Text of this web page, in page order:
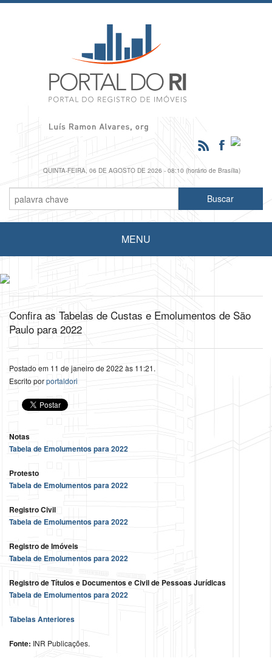
QUINTA-FEIRA, 06 DE AGOSTO DE 2026 - 08:10 (horário de Brasília)
MENU
Confira as Tabelas de Custas e Emolumentos de São
Paulo para 2022
Postado em 11 de janeiro de 2022 às 11:21.
Escrito porportaldori
Notas
Tabela de Emolumentos para 2022
Protesto
Tabela de Emolumentos para 2022
Registro Civil
Tabela de Emolumentos para 2022
Registro de Imóveis
Tabela de Emolumentos para 2022
Registro de Títulos e Documentos e Civil de Pessoas Jurídicas
Tabela de Emolumentos para 2022
Tabelas Anteriores
Fonte: INR Publicações.